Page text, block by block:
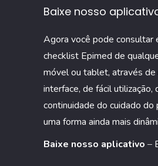
indicador
UTI
Baixe nosso
Agora você pode consultar
checklist Epimed de
móvel ou tablet, através de
interface, de fácil utilização,
continuidade do cuidado do
uma forma ainda mais
Baixe nosso aplicativo –